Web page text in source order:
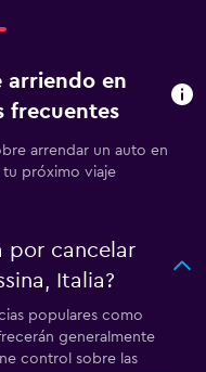
arriendo en
frecuentes
arrendar un auto en
tu próximo viaje
por cancelar
Italia?
populares como
generalmente
control sobre las